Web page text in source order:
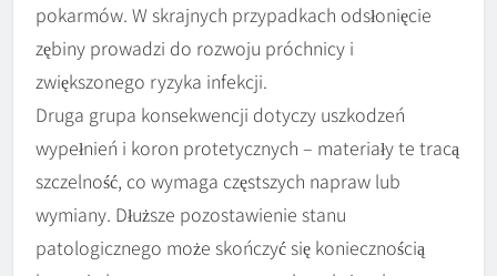
pokarmów. W skrajnych przypadkach odsłonięcie
zębiny prowadzi do rozwoju próchnicy i
zwiększonego ryzyka infekcji.
Druga grupa konsekwencji dotyczy uszkodzeń
wypełnień i koron protetycznych – materiały te tracą
szczelność, co wymaga częstszych napraw lub
wymiany. Dłuższe pozostawienie stanu
patologicznego może skończyć się koniecznością